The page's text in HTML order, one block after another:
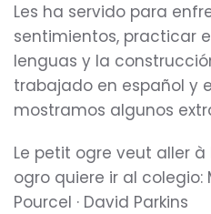
Les ha servido para
sentimientos, practicar
lenguas y la
trabajado en español y
mostramos algunos
Le petit ogre veut aller à
ogro quiere ir al
Pourcel · David Parkins